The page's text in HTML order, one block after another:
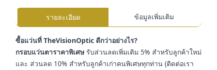
รายละเอียด ข้อมูลเพิ่มเติม
ซื้อแว่นที่ TheVisionOptic ดีกว่าอย่างไร?
กรอบแว่นตาราคาพิเศษ รับส่วนลดเพิ่มเติม 5% สำหรับลูกค้าใหม่
และ ส่วนลด 10% สำหรับลูกค้าเก่าคนพิเศษทุกท่าน (ติดต่อเรา